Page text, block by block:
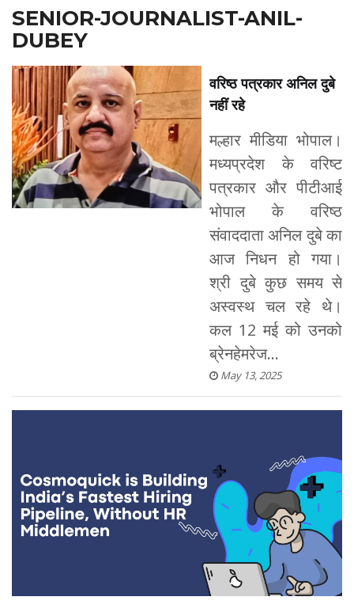
SENIOR-JOURNALIST-ANIL-
DUBEY
वरिष्ठ पत्रकार अनिल दुबे
नहीं रहे
मल्हार मीडिया भोपाल।
मध्यप्रदेश के वरिष्ट
पत्रकार और पीटीआई
भोपाल के वरिष्ठ
संवाददाता अनिल दुबे का
आज निधन हो गया।
श्री दुबे कुछ समय से
अस्वस्थ चल रहे थे।
कल 12 मई को उनको
ब्रेनहेमरेज...
May 13, 2025